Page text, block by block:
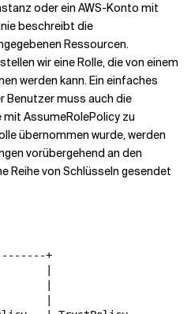
oder ein AWS-Konto mit
beschreibt die
Ressourcen.
wir eine Rolle, die von einem
werden kann. Ein einfaches
Benutzer muss auch die
mit AssumeRolePolicy zu
übernommen wurde, werden
vorübergehend an den
Reihe von Schlüsseln gesendet
+
|